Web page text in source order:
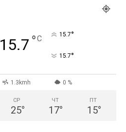
15.7 °C 15.7°
15.7°
1.3kmh 0 %
СР
25°
ЧТ
17°
ПТ
15°